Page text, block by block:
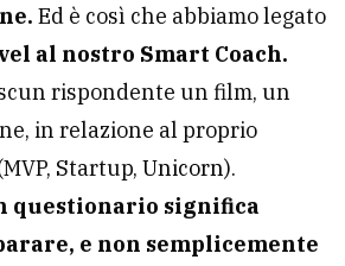
Ed è così che abbiamo legato
al nostro Smart Coach.
rispondente un film, un
in relazione al proprio
Startup, Unicorn).
questionario significa
e non semplicemente